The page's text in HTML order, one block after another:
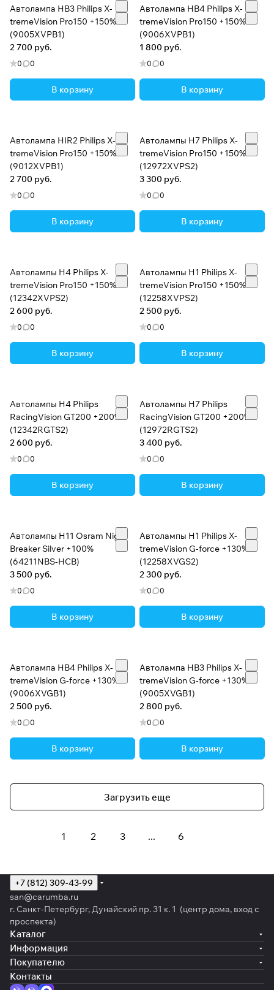
Автолампа HB3 Philips X-
tremeVision Pro150 +150%
(9005XVPB1)
2 700 руб.
0 0
В корзину
Автолампа HB4 Philips X-
tremeVision Pro150 +150%
(9006XVPB1)
1 800 руб.
0 0
В корзину
Автолампа HIR2 Philips X-
tremeVision Pro150 +150%
(9012XVPB1)
2 700 руб.
0 0
В корзину
Автолампы H7 Philips X-
tremeVision Pro150 +150%
(12972XVPS2)
3 300 руб.
0 0
В корзину
Автолампы H4 Philips X-
tremeVision Pro150 +150%
(12342XVPS2)
2 600 руб.
0 0
В корзину
Автолампы H1 Philips X-
tremeVision Pro150 +150%
(12258XVPS2)
2 500 руб.
0 0
В корзину
Автолампы H4 Philips
RacingVision GT200 +200%
(12342RGTS2)
2 600 руб.
0 0
В корзину
Автолампы H7 Philips
RacingVision GT200 +200%
(12972RGTS2)
3 400 руб.
0 0
В корзину
Автолампы H11 Osram Night
Breaker Silver +100%
(64211NBS-HCB)
3 500 руб.
0 0
В корзину
Автолампы H1 Philips X-
tremeVision G-force +130%
(12258XVGS2)
2 300 руб.
0 0
В корзину
Автолампа HB4 Philips X-
tremeVision G-force +130%
(9006XVGB1)
2 500 руб.
0 0
В корзину
Автолампа HB3 Philips X-
tremeVision G-force +130%
(9005XVGB1)
2 800 руб.
0 0
В корзину
Загрузить еще
1 2 3 ... 6
+7 (812) 309-43-99
san@carumba.ru
г. Санкт-Петербург, Дунайский пр. 31 к. 1 (центр дома, вход с
проспекта)
Каталог
Информация
Покупателю
Контакты